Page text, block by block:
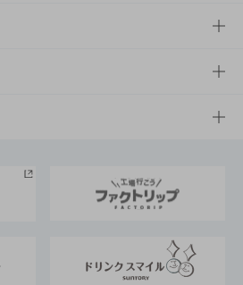
ズ大阪
サステナビリティ経営